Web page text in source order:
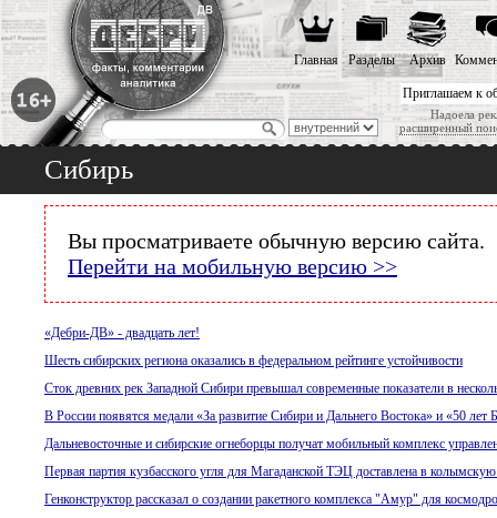
Приглашаем к
Надоела
расширенный
Главная Разделы Архив
Сибирь
Вы просматриваете обычную версию сайта.
Перейти на мобильную версию >>
«Дебри-ДВ» - двадцать лет!
Шесть сибирских региона оказались в федеральном рейтинге устойчивости
Сток древних рек Западной Сибири превышал современные показатели в
В России появятся медали «За развитие Сибири и Дальнего Востока» и «50
Дальневосточные и сибирские огнеборцы получат мобильный комплекс
Первая партия кузбасского угля для Магаданской ТЭЦ доставлена в
Генконструктор рассказал о создании ракетного комплекса "Амур" для